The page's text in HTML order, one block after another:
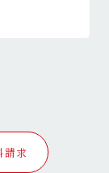
求